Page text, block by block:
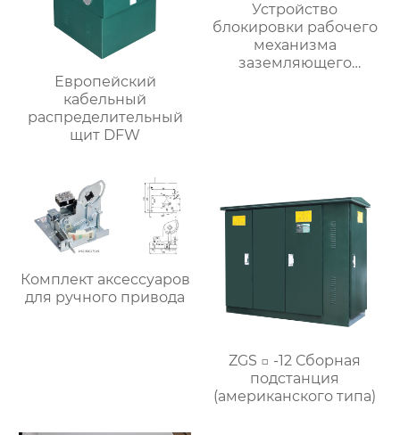
Европейский
кабельный
распределительный
щит DFW
Устройство
блокировки рабочего
механизма
заземляющего
Комплект аксессуаров
для ручного привода
ZGS □ -12 Сборная
подстанция
(американского типа)